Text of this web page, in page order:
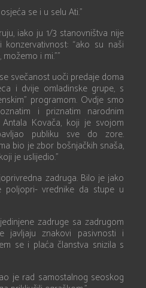
se i u selu Ati.”
iako ju 1/3 stanovništva nije
“ako su naši
i mi.””
svečanost uoči predaje doma
i dvije omladinske grupe, s
programom. Ovdje smo
i priznatim narodnim
Kovača, koji je svojom
publiku sve do zore.
bio je zbor bošnjačkih snaša,
je uslijedio.”
zadruga. Bilo je jako
poljopri- vrednike da stupe u
zadruge sa zadrugom
javljaju znakovi pasivnosti i
se i plaća članstva snizila s
je rad samostalnog seoskog